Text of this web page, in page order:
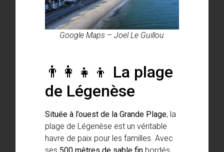
Google Maps – Joel Le Guillou
👨‍👩‍👧‍👦 La plage
de Légenèse
Située à l’ouest de la Grande Plage, la
plage de Légenèse est un véritable
havre de paix pour les familles. Avec